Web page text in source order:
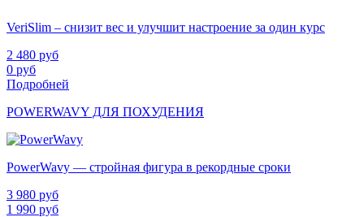
VeriSlim – снизит вес и улучшит настроение за один курс
2 480 руб
0 руб
Подробней
POWERWAVY ДЛЯ ПОХУДЕНИЯ
PowerWavy — стройная фигура в рекордные сроки
3 980 руб
1 990 руб